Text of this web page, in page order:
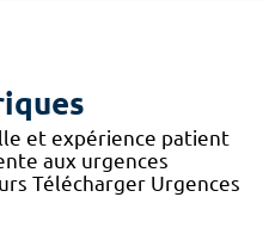
et expérience patient
aux urgences
Télécharger Urgences